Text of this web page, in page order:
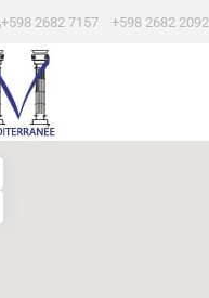
+598 2682 7157 +598 2682 2092